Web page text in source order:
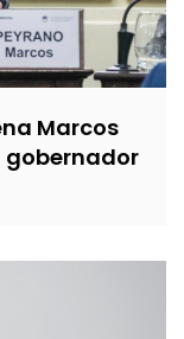
Marcos
gobernador